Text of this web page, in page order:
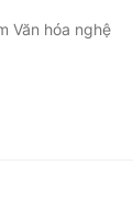
Văn hóa nghệ